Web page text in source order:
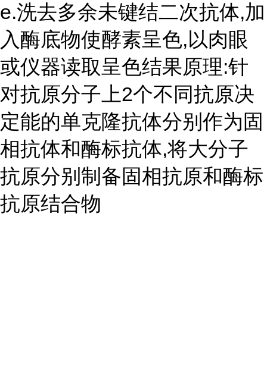
e.洗去多余未键结二次抗体,加
入酶底物使酵素呈色,以肉眼
或仪器读取呈色结果原理:针
对抗原分子上2个不同抗原决
定能的单克隆抗体分别作为固
相抗体和酶标抗体,将大分子
抗原分别制备固相抗原和酶标
抗原结合物